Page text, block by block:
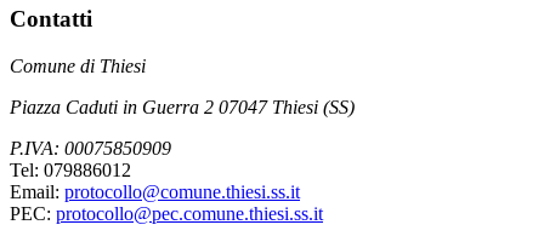
Contatti
Comune di Thiesi
Piazza Caduti in Guerra 2 07047 Thiesi (SS)
P.IVA: 00075850909
Tel: 079886012
Email: protocollo@comune.thiesi.ss.it
PEC: protocollo@pec.comune.thiesi.ss.it